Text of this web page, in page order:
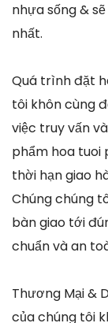
nhựa sống &
nhất.
Quá trình đặt
tôi khôn cùng
việc truy vấn
phẩm hoa tuoi
thời hạn giao
Chúng chúng
bàn giao tới
chuẩn và an
Thương Mại &
của chúng tôi